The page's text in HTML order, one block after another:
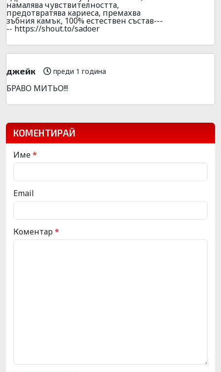
намалява чувствителността,
предотвратява кариеса, премахва
зъбния камък, 100% естествен състав---
-- https://shout.to/sadoer
джейк преди 1 година
БРАВО МИТЬО!!!
КОМЕНТИРАЙ
Име*
Email
Коментар*